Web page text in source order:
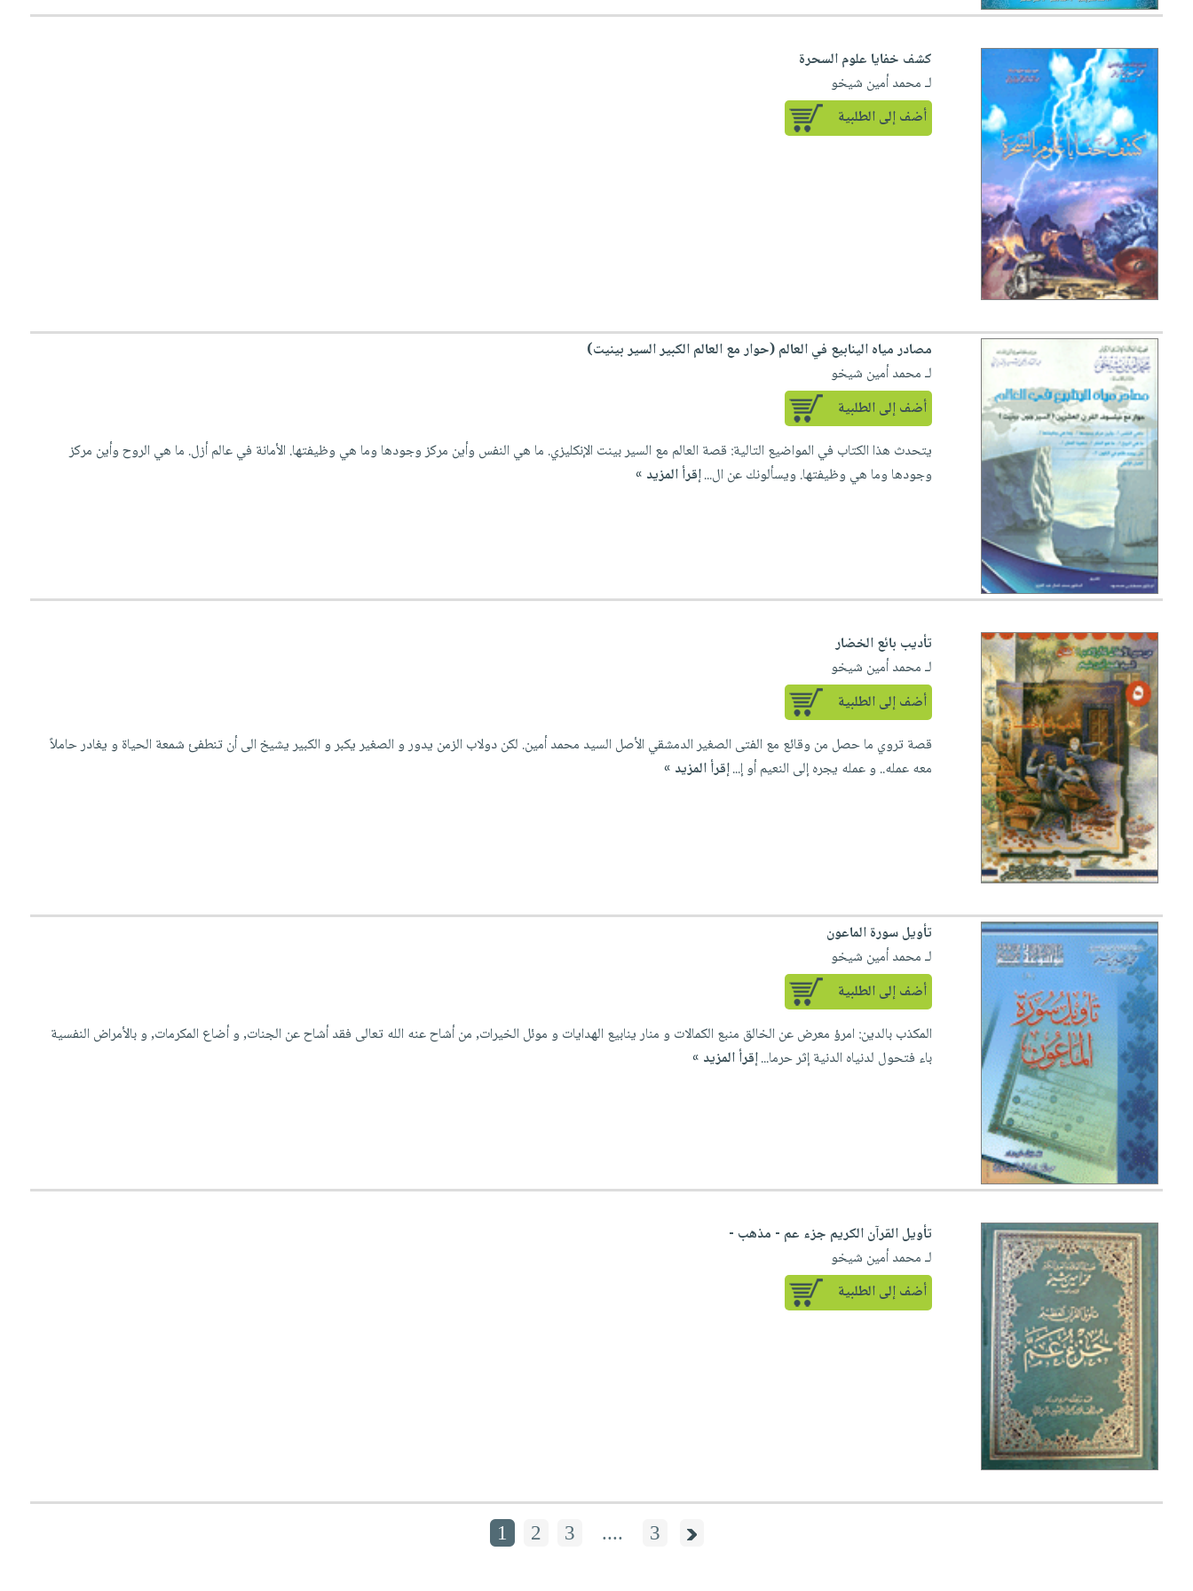
كشف خفايا علوم السحرة
لـ محمد أمين شيخو
أضف إلى الطلبية
مصادر مياه الينابيع في العالم (حوار مع العالم الكبير السير بينيت)
لـ محمد أمين شيخو
أضف إلى الطلبية
يتحدث هذا الكتاب في المواضيع التالية: قصة العالم مع السير بينت الإنكليزي. ما هي النفس وأين مركز وجودها وما هي وظيفتها. الأمانة في عالم أزل. ما هي الروح وأين مركز
وجودها وما هي وظيفتها. ويسألونك عن ال...إقرأ المزيد »
تأديب بائع الخضار
لـ محمد أمين شيخو
أضف إلى الطلبية
قصة تروي ما حصل من وقائع مع الفتى الصغير الدمشقي الأصل السيد محمد أمين. لكن دولاب الزمن يدور و الصغير يكبر و الكبير يشيخ الى أن تنطفئ شمعة الحياة و يغادر حاملاً
معه عمله.. و عمله يجره إلى النعيم أو إ...إقرأ المزيد »
تأويل سورة الماعون
لـ محمد أمين شيخو
أضف إلى الطلبية
المكذب بالدين: امرؤ معرض عن الخالق منبع الكمالات و منار ينابيع الهدايات و موئل الخيرات, من أشاح عنه الله تعالى فقد أشاح عن الجنات, و أضاع المكرمات, و بالأمراض النفسية
باء فتحول لدنياه الدنية إثر حرما...إقرأ المزيد »
تأويل القرآن الكريم جزء عم - مذهب -
لـ محمد أمين شيخو
أضف إلى الطلبية
1 2 3 .... 3